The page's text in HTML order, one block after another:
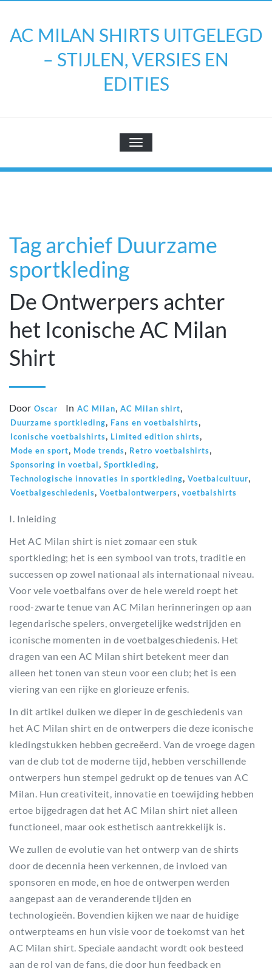
inhoud
AC MILAN SHIRTS UITGELEGD
– STIJLEN, VERSIES EN
EDITIES
TOGGLE NAVIGATIE
Tag archief Duurzame
sportkleding
De Ontwerpers achter
het Iconische AC Milan
Shirt
Door Oscar In AC Milan, AC Milan shirt,
Duurzame sportkleding, Fans en voetbalshirts,
Iconische voetbalshirts, Limited edition shirts,
Mode en sport, Mode trends, Retro voetbalshirts,
Sponsoring in voetbal, Sportkleding,
Technologische innovaties in sportkleding, Voetbalcultuur,
Voetbalgeschiedenis, Voetbalontwerpers, voetbalshirts
I. Inleiding
Het AC Milan shirt is niet zomaar een stuk
sportkleding; het is een symbool van trots, traditie en
successen op zowel nationaal als internationaal niveau.
Voor vele voetbalfans over de hele wereld roept het
rood-zwarte tenue van AC Milan herinneringen op aan
legendarische spelers, onvergetelijke wedstrijden en
iconische momenten in de voetbalgeschiedenis. Het
dragen van een AC Milan shirt betekent meer dan
alleen het tonen van steun voor een club; het is een
viering van een rijke en glorieuze erfenis.
In dit artikel duiken we dieper in de geschiedenis van
het AC Milan shirt en de ontwerpers die deze iconische
kledingstukken hebben gecreëerd. Van de vroege dagen
van de club tot de moderne tijd, hebben verschillende
ontwerpers hun stempel gedrukt op de tenues van AC
Milan. Hun creativiteit, innovatie en toewijding hebben
ertoe bijgedragen dat het AC Milan shirt niet alleen
functioneel, maar ook esthetisch aantrekkelijk is.
We zullen de evolutie van het ontwerp van de shirts
door de decennia heen verkennen, de invloed van
sponsoren en mode, en hoe de ontwerpen werden
aangepast aan de veranderende tijden en
technologieën. Bovendien kijken we naar de huidige
ontwerpteams en hun visie voor de toekomst van het
AC Milan shirt. Speciale aandacht wordt ook besteed
aan de rol van de fans, die door hun feedback en